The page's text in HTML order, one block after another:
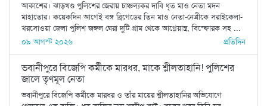
আকাশের। ঝাড়খণ্ড পুলিশের জেরায় চাঞ্চল্যকর দাবি ধৃত মাও নেতা মদন
মাহাতোর। কয়েকদিন আগেই বঙ্গ ব্রিগেডের তিন মাও নেতা-নেত্রীকে সরাইকেলা-
খরসোওয়া জেলা পুলিশ জঙ্গল ঘেরা দুটি গ্রাম থেকে আগ্নেয়াস্ত্র, বিস্ফোরক সহ ...
০৯ আগস্ট ২০২৬
প্রতিদিন
ভবানীপুরে বিজেপি কর্মীকে মারধর, মাকে শ্লীলতাহানি! পুলিশের
জালে তৃণমূল নেতা
ভবানীপুরে বিজেপি কর্মীকে মারধর ও তাঁর মায়ের শ্লীলতাহানির অভিযোগে